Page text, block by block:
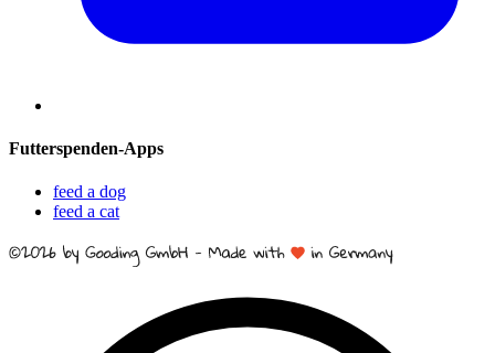
Futterspenden-Apps
feed a dog
feed a cat